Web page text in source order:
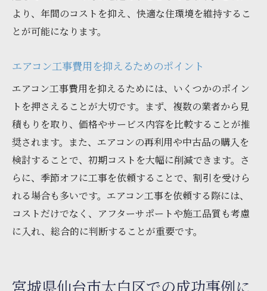
より、年間のコストを抑え、快適な住環境を維持するこ
とが可能になります。
エアコン工事費用を抑えるためのポイント
エアコン工事費用を抑えるためには、いくつかのポイン
トを押さえることが大切です。まず、複数の業者から見
積もりを取り、価格やサービス内容を比較することが推
奨されます。また、エアコンの再利用や中古品の購入を
検討することで、初期コストを大幅に削減できます。さ
らに、季節オフに工事を依頼することで、割引を受けら
れる場合も多いです。エアコン工事を依頼する際には、
コストだけでなく、アフターサポートや施工品質も考慮
に入れ、総合的に判断することが重要です。
宮城県仙台市太白区での成功事例に